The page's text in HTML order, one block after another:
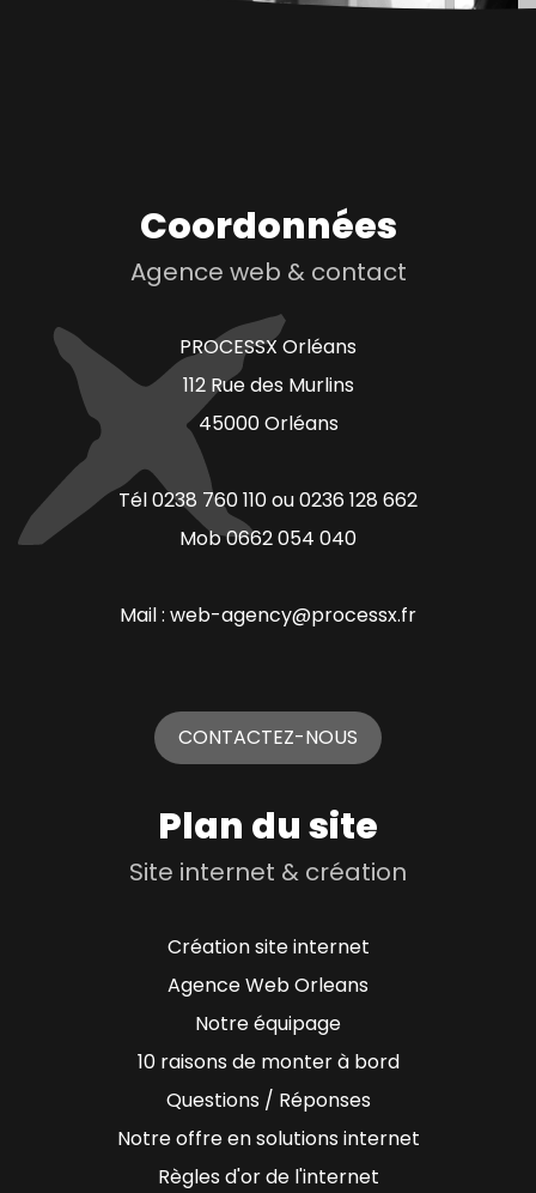
Coordonnées
Agence web & contact
PROCESSX Orléans
112 Rue des Murlins
45000 Orléans
Tél 0238 760 110 ou 0236 128 662
Mob 0662 054 040
Mail : web-agency@processx.fr
CONTACTEZ-NOUS
Plan du site
Site internet & création
Création site internet
Agence Web Orleans
Notre équipage
10 raisons de monter à bord
Questions / Réponses
Notre offre en solutions internet
Règles d'or de l'internet